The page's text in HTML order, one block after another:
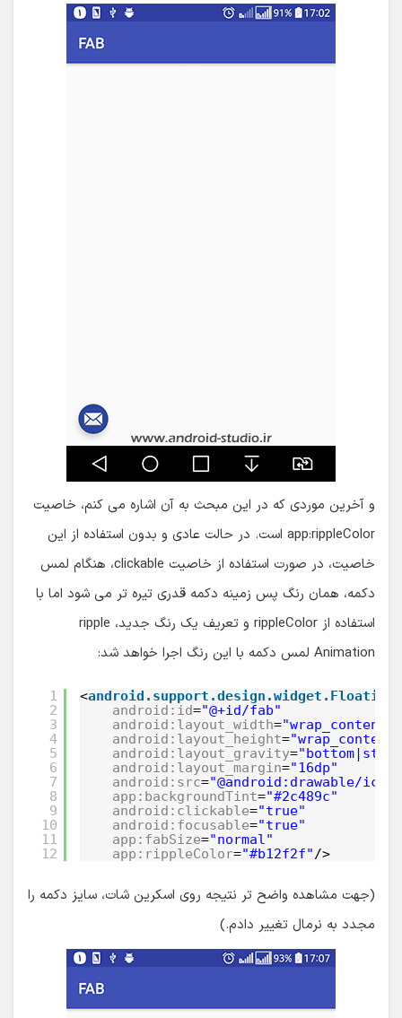
و آخرین موردی که در این مبحث به آن اشاره می کنم، خاصیت
app:rippleColor است. در حالت عادی و بدون استفاده از این
خاصیت، در صورت استفاده از خاصیت clickable، هنگام لمس
دکمه، همان رنگ پس زمینه دکمه قدری تیره تر می شود اما با
استفاده از rippleColor و تعریف یک رنگ جدید، ripple
Animation لمس دکمه با این رنگ اجرا خواهد شد:
1
2
3
4
5
6
7
8
9
10
11
12
<
android:id="@+id/fab"
android:layout_width="wrap_content"
android:layout_height="wrap_content"
android:layout_gravity=
android:layout_margin="16dp"
android:src="@android:drawable/
app:backgroundTint="#2c489c"
android:clickable="true"
android:focusable="true"
app:fabSize="normal"
app:rippleColor="#b12f2f"/>
(جهت مشاهده واضح تر نتیجه روی اسکرین شات، سایز دکمه را
مجدد به نرمال تغییر دادم.)